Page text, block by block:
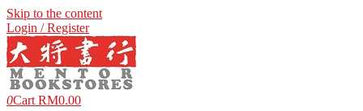
Skip to the content
Login / Register
0Cart RM0.00